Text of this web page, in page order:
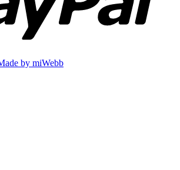
by miWebb